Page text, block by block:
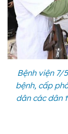
Bệnh viện 7/
bệnh, cấp
dân các dân